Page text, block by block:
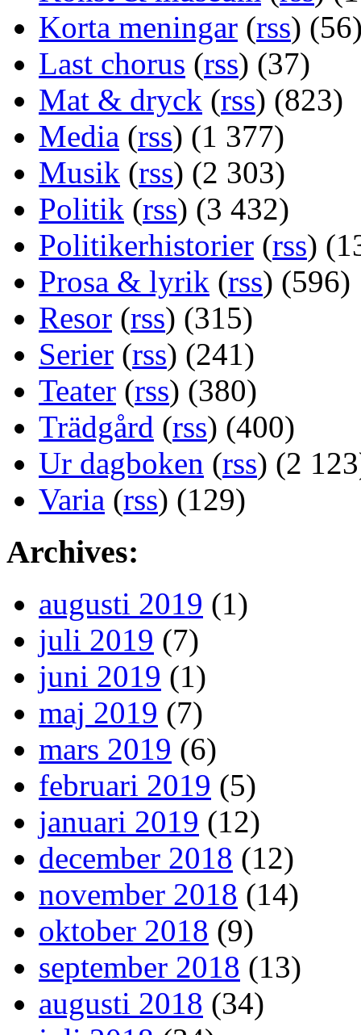
Korta meningar (rss)
Last chorus (rss) (37)
Mat & dryck (rss) (823)
Media (rss) (1 377)
Musik (rss) (2 303)
Politik (rss) (3 432)
Politikerhistorier (rss)
Prosa & lyrik (rss) (596)
Resor (rss) (315)
Serier (rss) (241)
Teater (rss) (380)
Trädgård (rss) (400)
Ur dagboken (rss) (2
Varia (rss) (129)
Archives:
augusti 2019 (1)
juli 2019 (7)
juni 2019 (1)
maj 2019 (7)
mars 2019 (6)
februari 2019 (5)
januari 2019 (12)
december 2018 (12)
november 2018 (14)
oktober 2018 (9)
september 2018 (13)
augusti 2018 (34)